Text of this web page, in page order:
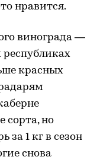
нравится.
винограда —
республиках
красных
сорта, но
за 1 кг в сезон
снова